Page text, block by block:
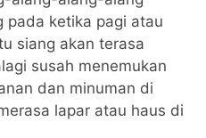
pada ketika pagi atau
siang akan terasa
susah menemukan
dan minuman di
lapar atau haus di